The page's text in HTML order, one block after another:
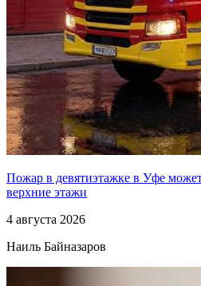
Пожар в девятиэтажке в Уфе
верхние этажи
4 августа 2026
Наиль Байназаров